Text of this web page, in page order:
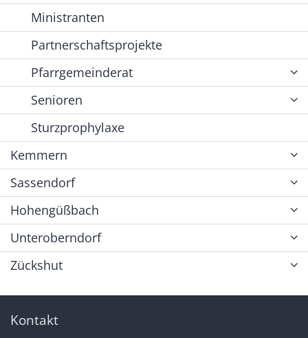
Ministranten
Partnerschaftsprojekte
Pfarrgemeinderat
Senioren
Sturzprophylaxe
Kemmern
Sassendorf
Hohengüßbach
Unteroberndorf
Zückshut
Kontakt